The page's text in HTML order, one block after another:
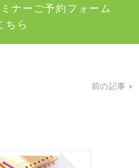
ナーご予約フォーム
ちら
前の記事 »